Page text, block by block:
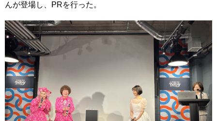
んが登場し、PRを行った。